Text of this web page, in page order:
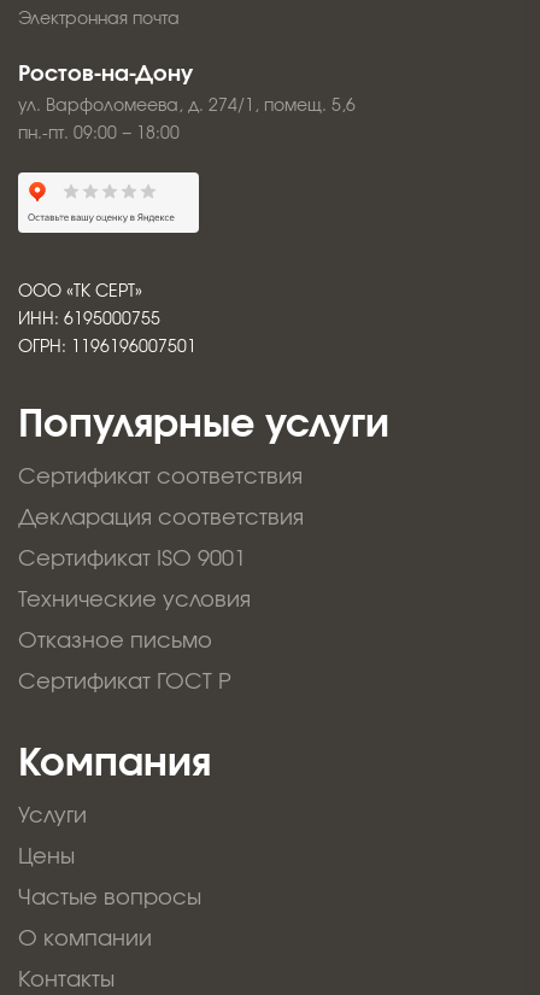
Популярные услуги
Сертификат соответствия
Декларация соответствия
Сертификат ISO 9001
Технические условия
Отказное письмо
Сертификат ГОСТ Р
Компания
Услуги
Цены
Частые вопросы
О компании
Контакты
Электронная почта
Ростов-на-Дону
ул. Варфоломеева, д. 274/1, помещ. 5,6
пн.-пт. 09:00 − 18:00
ООО «ТК СЕРТ»
ИНН: 6195000755
ОГРН: 1196196007501